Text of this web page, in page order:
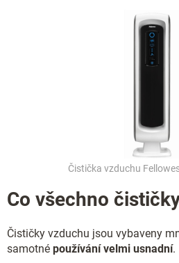
Čistička vzduchu
Co všechno
Čističky vzduchu jsou vybaveny
samotné používání velmi usnadní.